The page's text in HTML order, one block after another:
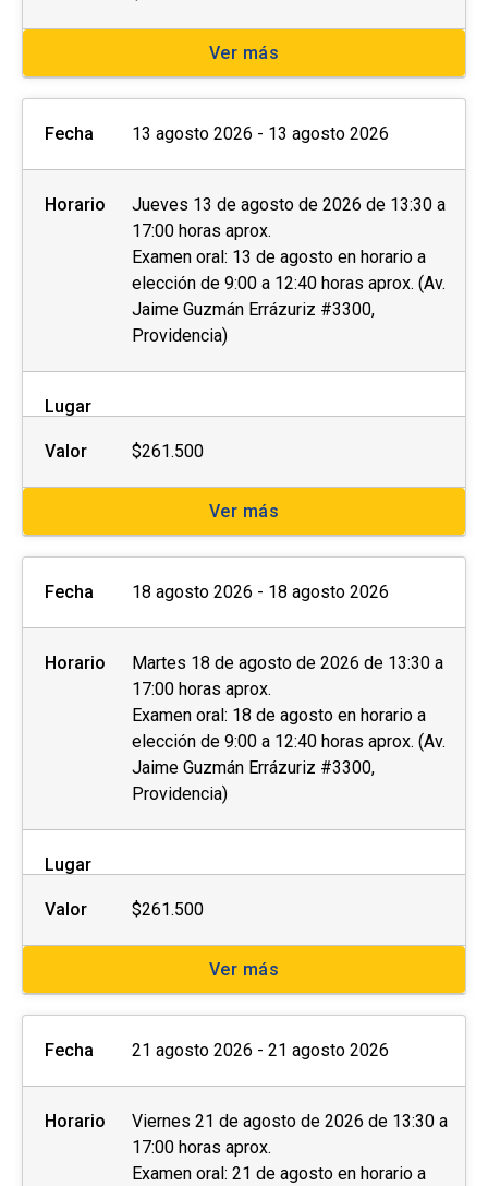
Otros (Consultar a la Unidad)
Con el objetivo de brindar las condiciones de
infraestructura necesaria y la asistencia
adecuada al inicio y durante las clases
personas con discapacidad: Física o
motriz, Sensorial (Visual o auditiva) u otra, los
invitamos a informarlo.
Elpostular no asegura el cupo, una vez
inscrito o aceptado en el programa se
para estar matriculado.
No se tramitarán postulaciones incompletas.
Puedes revisar aquí más información importante
sobre el proceso de admisión y matrícula
Ver más
Fecha 13 agosto 2026 - 13 agosto 2026
Horario
Jueves 13 de agosto de 2026 de 13:30 a
17:00 horas aprox.
Examen oral: 13 de agosto en horario a
elección de 9:00 a 12:40 horas aprox. (Av.
Jaime Guzmán Errázuriz #3300,
Providencia)
Lugar
Valor $261.500
Ver más
Fecha 18 agosto 2026 - 18 agosto 2026
Horario
Martes 18 de agosto de 2026 de 13:30 a
17:00 horas aprox.
Examen oral: 18 de agosto en horario a
elección de 9:00 a 12:40 horas aprox. (Av.
Jaime Guzmán Errázuriz #3300,
Providencia)
Lugar
Valor $261.500
Ver más
Fecha 21 agosto 2026 - 21 agosto 2026
Horario
Viernes 21 de agosto de 2026 de 13:30 a
17:00 horas aprox.
Examen oral: 21 de agosto en horario a